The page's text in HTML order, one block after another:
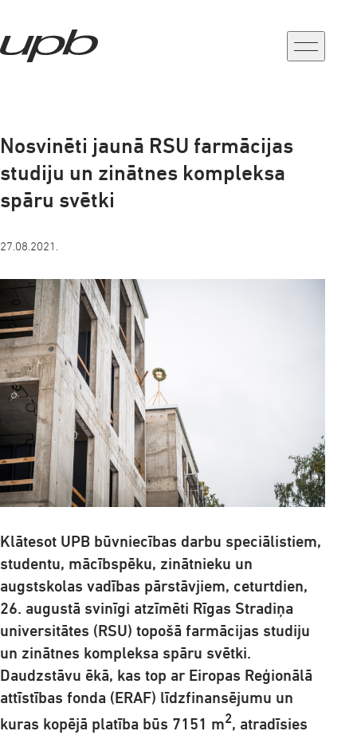
Nosvinēti jaunā RSU farmācijas
studiju un zinātnes kompleksa
spāru svētki
27.08.2021.
Klātesot UPB būvniecības darbu speciālistiem,
studentu, mācībspēku, zinātnieku un
augstskolas vadības pārstāvjiem, ceturtdien,
26. augustā svinīgi atzīmēti Rīgas Stradiņa
universitātes (RSU) topošā farmācijas studiju
un zinātnes kompleksa spāru svētki.
Daudzstāvu ēkā, kas top ar Eiropas Reģionālā
attīstības fonda (ERAF) līdzfinansējumu un
kuras kopējā platība būs 7151 m2, atradīsies